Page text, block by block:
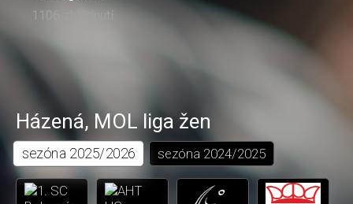
1106 zhlédnutí
Házená, MOL liga žen
sezóna 2025/2026 sezóna 2024/2025